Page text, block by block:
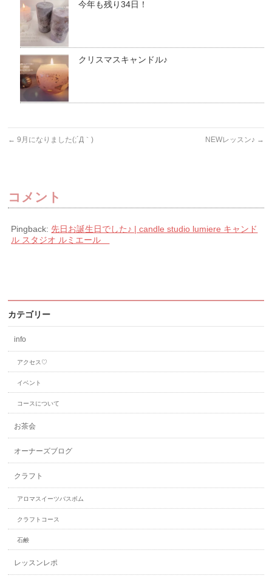
今年も残り34日！
クリスマスキャンドル♪
← 9月になりました(;´Д｀) NEWレッスン♪ →
コメント
Pingback: 先日お誕生日でした♪ | candle studio lumiere キャンド
ル スタジオ ルミエール
カテゴリー
info
アクセス♡
イベント
コースについて
お茶会
オーナーズブログ
クラフト
アロマスイーツバスボム
クラフトコース
石鹸
レッスンレポ